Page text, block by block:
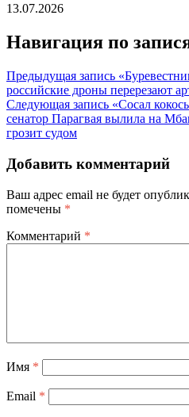
13.07.2026
Навигация по
Предыдущая запись
российские дроны перерезают
Следующая запись «Сосал
сенатор Парагвая вылила на
грозит судом
Добавить комментарий
Ваш адрес email не будет
помечены *
Комментарий *
Имя *
Email *